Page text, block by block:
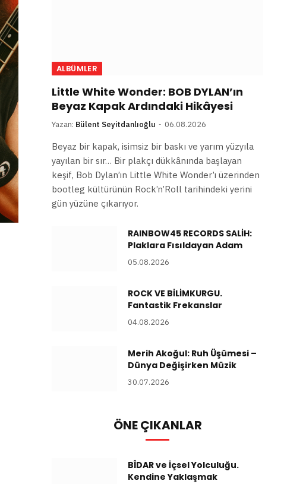
ALBÜMLER
Little White Wonder: BOB DYLAN’ın
Beyaz Kapak Ardındaki Hikâyesi
Yazan: Bülent Seyitdanlıoğlu 06.08.2026
Beyaz bir kapak, isimsiz bir baskı ve yarım yüzyıla
yayılan bir sır… Bir plakçı dükkânında başlayan
keşif, Bob Dylan’ın Little White Wonder’ı üzerinden
bootleg kültürünün Rock’n’Roll tarihindeki yerini
gün yüzüne çıkarıyor.
RAINBOW45 RECORDS SALİH:
Plaklara Fısıldayan Adam
05.08.2026
ROCK VE BİLİMKURGU.
Fantastik Frekanslar
04.08.2026
Merih Akoğul: Ruh Üşümesi –
Dünya Değişirken Müzik
30.07.2026
ÖNE ÇIKANLAR
BÎDAR ve İçsel Yolculuğu.
Kendine Yaklaşmak